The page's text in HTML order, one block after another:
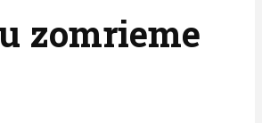
zomrieme